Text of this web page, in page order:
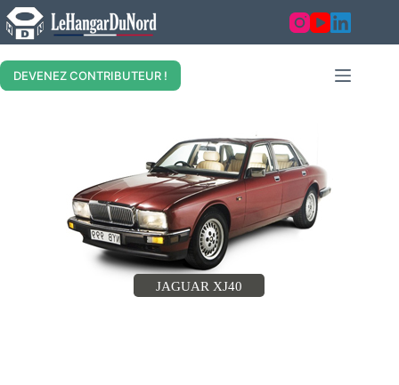
DEVENEZ CONTRIBUTEUR !
JAGUAR XJ40
JAGUAR XJ40